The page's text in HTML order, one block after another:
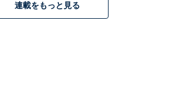
連載をもっと見る